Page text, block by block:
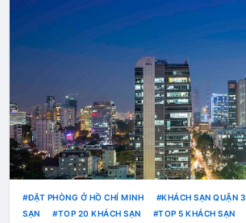
ĐẶT PHÒNG Ở HỒ CHÍ MINH KHÁCH SẠN QUẬN 3
SẠN
TOP 20 KHÁCH SẠN TOP 5 KHÁCH SẠN